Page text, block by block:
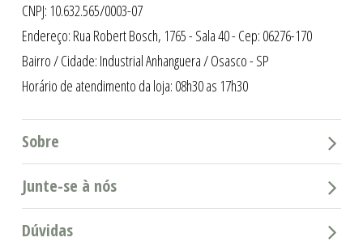
CNPJ: 10.632.565/0003-07
Endereço: Rua Robert Bosch, 1765 - Sala 40 - Cep: 06276-170
Bairro / Cidade: Industrial Anhanguera / Osasco - SP
Horário de atendimento da loja: 08h30 as 17h30
Sobre
Junte-se à nós
Dúvidas